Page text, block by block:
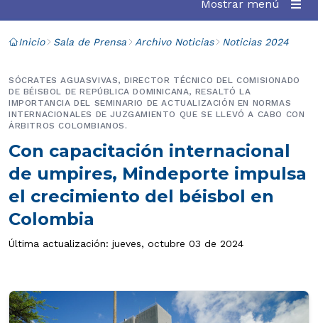
Mostrar menú
Inicio Sala de Prensa Archivo Noticias Noticias 2024
Con capacitación internacional
de umpires, Mindeporte impulsa
el crecimiento del béisbol en
Colombia
SÓCRATES AGUASVIVAS, DIRECTOR TÉCNICO DEL COMISIONADO
DE BÉISBOL DE REPÚBLICA DOMINICANA, RESALTÓ LA
IMPORTANCIA DEL SEMINARIO DE ACTUALIZACIÓN EN NORMAS
INTERNACIONALES DE JUZGAMIENTO QUE SE LLEVÓ A CABO CON
ÁRBITROS COLOMBIANOS.
Última actualización: jueves, octubre 03 de 2024